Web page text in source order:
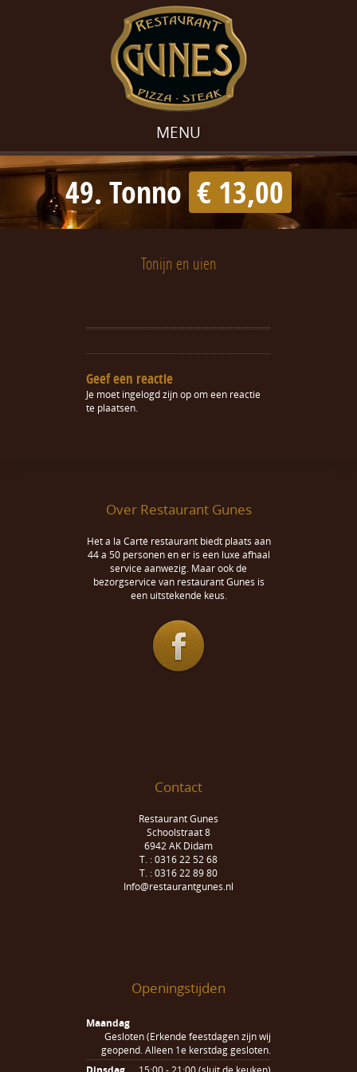
MENU
49. Tonno € 13,00
Tonijn en uien
Geef een reactie
Je moet ingelogd zijn opom een reactie
te plaatsen.
Over Restaurant Gunes
Het a la Carté restaurant biedt plaats aan
44 a 50 personen en er is een luxe afhaal
service aanwezig. Maar ook de
bezorgservice van restaurant Gunes is
een uitstekende keus.
Contact
Restaurant Gunes
Schoolstraat 8
6942 AK Didam
T. : 0316 22 52 68
T. : 0316 22 89 80
Info@restaurantgunes.nl
Openingstijden
Maandag
Gesloten (Erkende feestdagen zijn wij
geopend. Alleen 1e kerstdag gesloten.